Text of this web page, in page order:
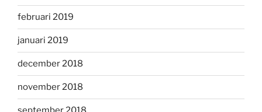
februari 2019
januari 2019
december 2018
november 2018